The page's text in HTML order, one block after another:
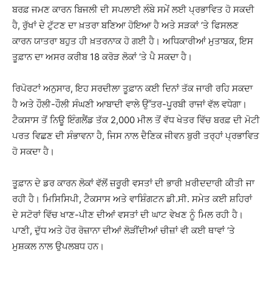
ਬਰਫ਼ ਜਮਣ ਕਾਰਨ ਬਿਜਲੀ ਦੀ ਸਪਲਾਈ ਲੰਬੇ ਸਮੇਂ ਲਈ ਪ੍ਰਭਾਵਿਤ ਹੋ ਸਕਦੀ
ਹੈ, ਰੁੱਖਾਂ ਦੇ ਟੁੱਟਣ ਦਾ ਖ਼ਤਰਾ ਬਣਿਆ ਹੋਇਆ ਹੈ ਅਤੇ ਸੜਕਾਂ ‘ਤੇ ਫਿਸਲਣ
ਕਾਰਨ ਯਾਤਰਾ ਬਹੁਤ ਹੀ ਖ਼ਤਰਨਾਕ ਹੋ ਗਈ ਹੈ। ਅਧਿਕਾਰੀਆਂ ਮੁਤਾਬਕ, ਇਸ
ਤੂਫ਼ਾਨ ਦਾ ਅਸਰ ਕਰੀਬ 18 ਕਰੋੜ ਲੋਕਾਂ ‘ਤੇ ਪੈ ਸਕਦਾ ਹੈ।
ਰਿਪੋਰਟਾਂ ਅਨੁਸਾਰ, ਇਹ ਸਰਦੀਲਾ ਤੂਫ਼ਾਨ ਕਈ ਦਿਨਾਂ ਤੱਕ ਜਾਰੀ ਰਹਿ ਸਕਦਾ
ਹੈ ਅਤੇ ਹੌਲੀ-ਹੌਲੀ ਸੰਘਣੀ ਆਬਾਦੀ ਵਾਲੇ ਉੱਤਰ-ਪੂਰਬੀ ਰਾਜਾਂ ਵੱਲ ਵਧੇਗਾ।
ਟੈਕਸਾਸ ਤੋਂ ਨਿਊ ਇੰਗਲੈਂਡ ਤੱਕ 2,000 ਮੀਲ ਤੋਂ ਵੱਧ ਖੇਤਰ ਵਿੱਚ ਬਰਫ਼ ਦੀ ਮੋਟੀ
ਪਰਤ ਵਿਛਣ ਦੀ ਸੰਭਾਵਨਾ ਹੈ, ਜਿਸ ਨਾਲ ਦੈਣਿਕ ਜੀਵਨ ਬੁਰੀ ਤਰ੍ਹਾਂ ਪ੍ਰਭਾਵਿਤ
ਹੋ ਸਕਦਾ ਹੈ।
ਤੂਫ਼ਾਨ ਦੇ ਡਰ ਕਾਰਨ ਲੋਕਾਂ ਵੱਲੋਂ ਜ਼ਰੂਰੀ ਵਸਤਾਂ ਦੀ ਭਾਰੀ ਖ਼ਰੀਦਦਾਰੀ ਕੀਤੀ ਜਾ
ਰਹੀ ਹੈ। ਮਿਸਿਸਿਪੀ, ਟੈਕਸਾਸ ਅਤੇ ਵਾਸ਼ਿੰਗਟਨ ਡੀ.ਸੀ. ਸਮੇਤ ਕਈ ਸ਼ਹਿਰਾਂ
ਦੇ ਸਟੋਰਾਂ ਵਿੱਚ ਖਾਣ-ਪੀਣ ਦੀਆਂ ਵਸਤਾਂ ਦੀ ਘਾਟ ਵੇਖਣ ਨੂੰ ਮਿਲ ਰਹੀ ਹੈ।
ਪਾਣੀ, ਦੁੱਧ ਅਤੇ ਹੋਰ ਰੋਜ਼ਾਨਾ ਦੀਆਂ ਲੋੜੀਂਦੀਆਂ ਚੀਜ਼ਾਂ ਵੀ ਕਈ ਥਾਵਾਂ ‘ਤੇ
ਮੁਸ਼ਕਲ ਨਾਲ ਉਪਲਬਧ ਹਨ।